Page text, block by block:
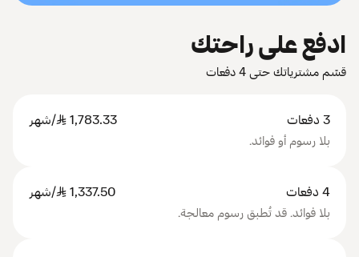
ادفع على راحتك
قسّم مشترياتك حتى 4 دفعات
3 دفعات 1,783.33
SAR/شهر
بلا رسوم أو فوائد.
4 دفعات 1,337.50
SAR/شهر
بلا فوائد. قد تُطبق رسوم معالجة.